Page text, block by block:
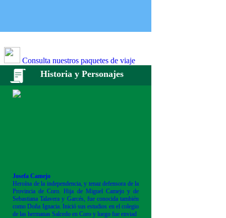
Consulta nuestros paquetes de viaje
Historia y Personajes
Josefa Camejo
Heroína de la independencia, y tenaz defensora de la
Provincia de Coro. Hija de Miguel Camejo y de
Sebastiana Talavera y Garcés, fue conocida también
como Doña Ignacia. Inició sus estudios en el colegio
de las hermanas Salcedo en Coro y luego fue enviad